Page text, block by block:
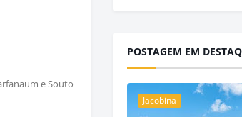
e Souto
POSTAGEM EM
Jacobina